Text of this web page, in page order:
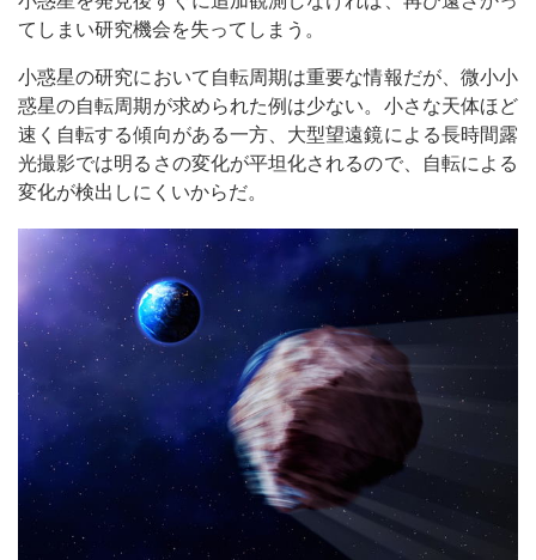
てしまい研究機会を失ってしまう。
小惑星の研究において自転周期は重要な情報だが、微小小
惑星の自転周期が求められた例は少ない。小さな天体ほど
速く自転する傾向がある一方、大型望遠鏡による長時間露
光撮影では明るさの変化が平坦化されるので、自転による
変化が検出しにくいからだ。